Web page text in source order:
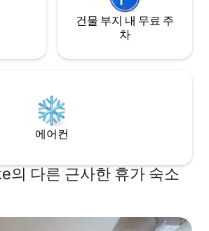
건물 부지 내 무료 주
차
에어컨
의 다른 근사한 휴가 숙소